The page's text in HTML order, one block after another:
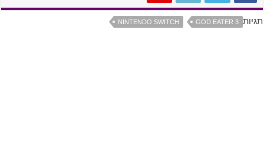
תגיות GOD EATER 3
NINTENDO SWITCH